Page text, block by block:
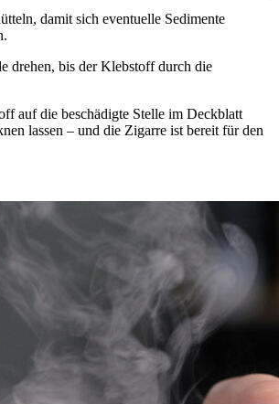
damit sich eventuelle Sedimente
drehen, bis der Klebstoff durch die
auf die beschädigte Stelle im Deckblatt
lassen – und die Zigarre ist bereit für den